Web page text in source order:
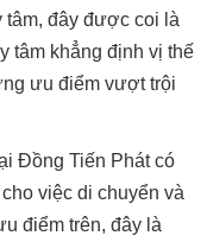
tâm, đây được coi là
tâm khẳng định vị thế
ưu điểm vượt trội
Đồng Tiến Phát có
việc di chuyển và
điểm trên, đây là